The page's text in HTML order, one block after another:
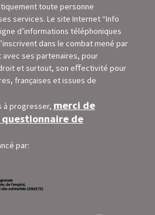
toute personne
services. Le site Internet “Info
d’informations téléphoniques
dans le combat mené par
avec ses partenaires, pour
et surtout, son eﬀectivité pour
françaises et issues de
à progresser, merci de
de
par: